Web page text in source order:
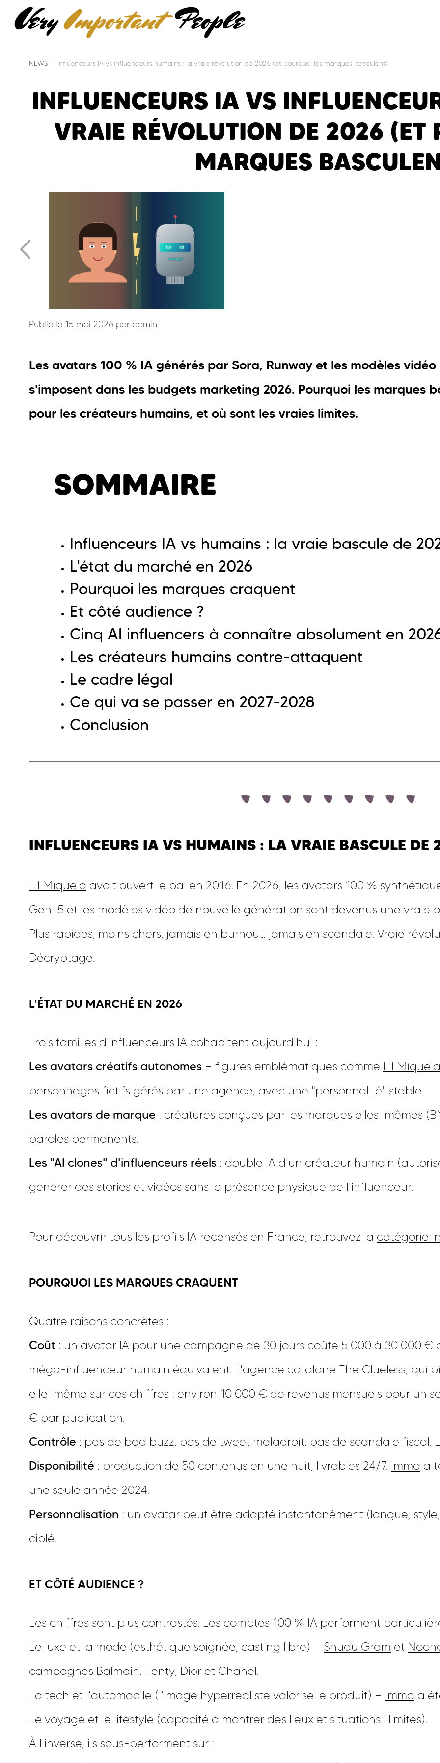
NEWS Influenceurs IA vs influenceurs humains : la vraie révolution de 2026 (et pourquoi les marques basculent)
INFLUENCEURS IA VS
VRAIE RÉVOLUTION DE 2026 (ET
MARQUES
Publié le 15 mai 2026 par admin
Les avatars 100 % IA générés par Sora, Runway et les modèles
s'imposent dans les budgets marketing 2026. Pourquoi les marques
pour les créateurs humains, et où sont les vraies limites.
SOMMAIRE
Influenceurs IA vs humains : la vraie bascule de
L'état du marché en 2026
Pourquoi les marques craquent
Et côté audience ?
Cinq AI influencers à connaître absolument en
Les créateurs humains contre-attaquent
Le cadre légal
Ce qui va se passer en 2027-2028
Conclusion
INFLUENCEURS IA VS HUMAINS : LA VRAIE BASCULE DE
Lil Miquela avait ouvert le bal en 2016. En 2026, les avatars 100 %
Gen-5 et les modèles vidéo de nouvelle génération sont devenus une vraie
Plus rapides, moins chers, jamais en burnout, jamais en scandale. Vraie
Décryptage.
L'ÉTAT DU MARCHÉ EN 2026
Trois familles d'influenceurs IA cohabitent aujourd'hui :
Les avatars créatifs autonomes — figures emblématiques comme Lil Miquela
personnages fictifs gérés par une agence, avec une "personnalité" stable.
Les avatars de marque : créatures conçues par les marques elles-mêmes
paroles permanents.
Les "AI clones" d'influenceurs réels : double IA d'un créateur humain
générer des stories et vidéos sans la présence physique de l'influenceur.
Pour découvrir tous les profils IA recensés en France, retrouvez la catégorie
POURQUOI LES MARQUES CRAQUENT
Quatre raisons concrètes :
Coût : un avatar IA pour une campagne de 30 jours coûte 5 000 à 30 000
méga-influenceur humain équivalent. L'agence catalane The Clueless, qui
elle-même sur ces chiffres : environ 10 000 € de revenus mensuels pour un
€ par publication.
Contrôle : pas de bad buzz, pas de tweet maladroit, pas de scandale fiscal.
Disponibilité : production de 50 contenus en une nuit, livrables 24/7. Imma a
une seule année 2024.
Personnalisation : un avatar peut être adapté instantanément (langue,
ciblé.
ET CÔTÉ AUDIENCE ?
Les chiffres sont plus contrastés. Les comptes 100 % IA performent
Le luxe et la mode (esthétique soignée, casting libre) — Shudu Gram et
campagnes Balmain, Fenty, Dior et Chanel.
La tech et l'automobile (l'image hyperréaliste valorise le produit) — Imma a
Le voyage et le lifestyle (capacité à montrer des lieux et situations illimités).
À l'inverse, ils sous-performent sur :